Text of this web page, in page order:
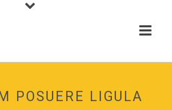
POSUERE LIGULA